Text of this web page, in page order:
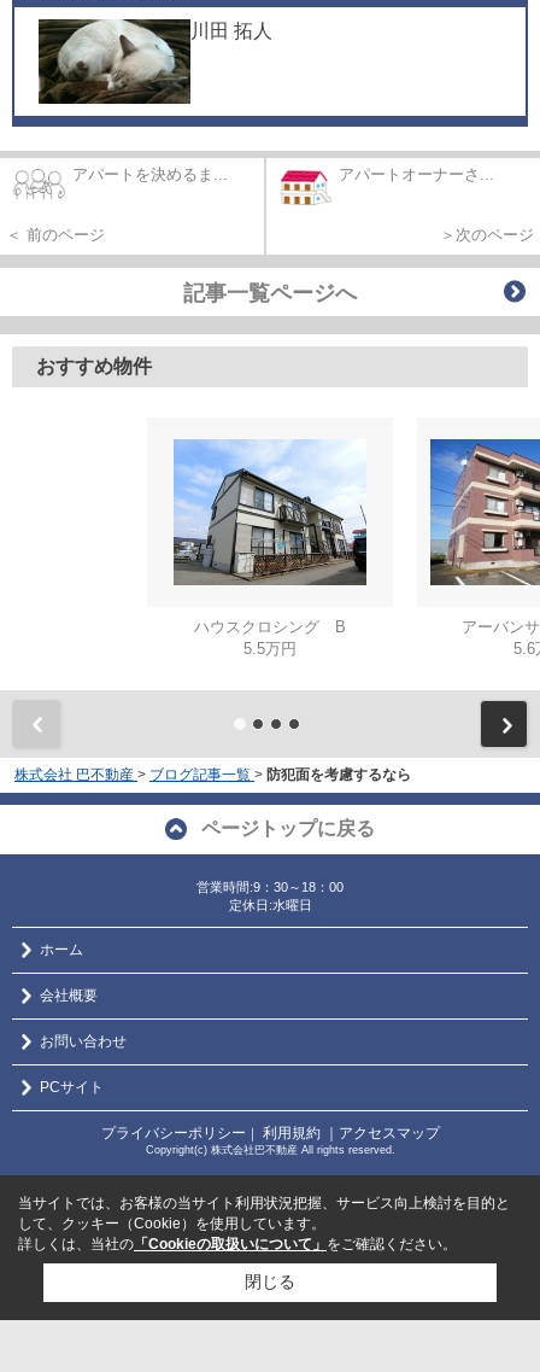
川田 拓人
アパートを決めるま...
＜ 前のページ
アパートオーナーさ...
＞次のページ
記事一覧ページへ
おすすめ物件
ハウスクロシング B
5.5万円
アーバン
5.6
株式会社 巴不動産 > ブログ記事一覧 > 防犯面を考慮するなら
ページトップに戻る
営業時間:9：30～18：00
定休日:水曜日
ホーム
会社概要
お問い合わせ
PCサイト
プライバシーポリシー ｜ 利用規約 ｜アクセスマップ
Copyright(c) 株式会社巴不動産 All rights reserved.
当サイトでは、お客様の当サイト利用状況把握、サービス向上検討を目的と
して、クッキー（Cookie）を使用しています。
詳しくは、当社の 「Cookieの取扱いについて」 をご確認ください。
閉じる